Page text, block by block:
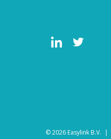
© 2026 Easylink B.V.